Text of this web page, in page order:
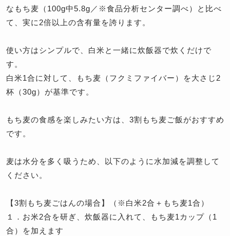
なもち麦（100g中5.8g／※食品分析センター調べ）と比べ
て、実に2倍以上の含有量を誇ります。
使い方はシンプルで、白米と一緒に炊飯器で炊くだけで
す。
白米1合に対して、もち麦（フクミファイバー）を大さじ2
杯（30g）が基準です。
もち麦の食感を楽しみたい方は、3割もち麦ご飯がおすすめ
です。
麦は水分を多く吸うため、以下のように水加減を調整して
ください。
【3割もち麦ごはんの場合】（※白米2合＋もち麦1合）
１．お米2合を研ぎ、炊飯器に入れて、もち麦1カップ（1
合）を加えます